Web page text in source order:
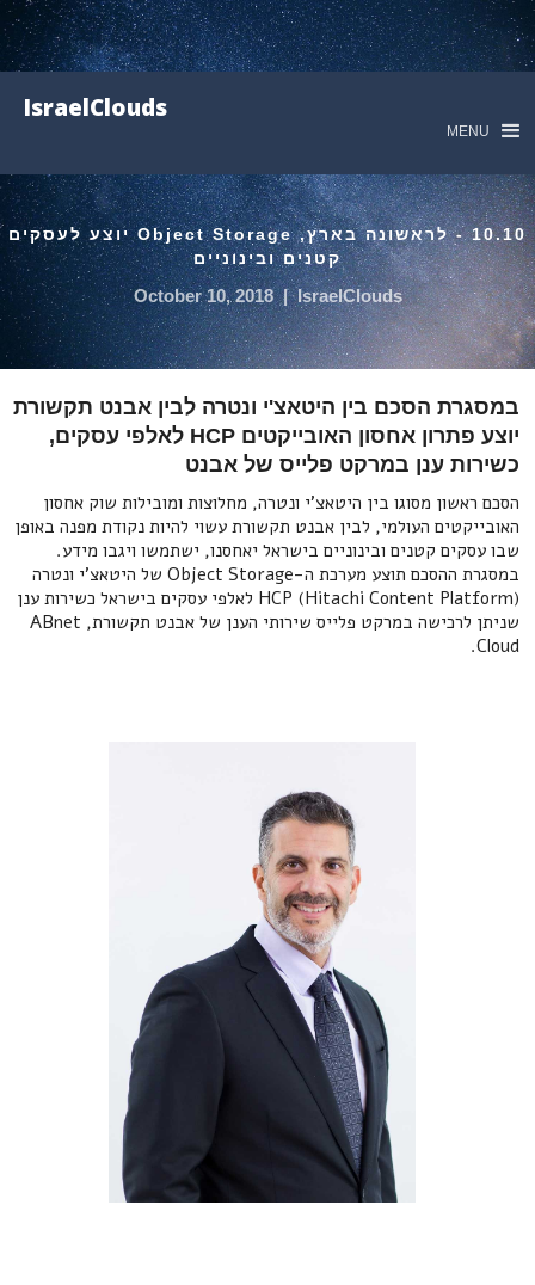
IsraelClouds
MENU
10.10 - לראשונה בארץ, Object Storage יוצע לעסקים
קטנים ובינוניים
IsraelClouds
|
October 10, 2018
במסגרת הסכם בין היטאצ'י ונטרה לבין אבנט תקשורת
יוצע פתרון אחסון האובייקטים HCP לאלפי עסקים,
כשירות ענן במרקט פלייס של אבנט
הסכם ראשון מסוגו בין היטאצ'י ונטרה, מחלוצות ומובילות שוק אחסון
האובייקטים העולמי, לבין אבנט תקשורת עשוי להיות נקודת מפנה באופן
שבו עסקים קטנים ובינוניים בישראל יאחסנו, ישתמשו ויגבו מידע.
במסגרת ההסכם תוצע מערכת ה-Object Storage של היטאצ'י ונטרה
HCP (Hitachi Content Platform) לאלפי עסקים בישראל כשירות ענן
שניתן לרכישה במרקט פלייס שירותי הענן של אבנט תקשורת, ABnet
Cloud.